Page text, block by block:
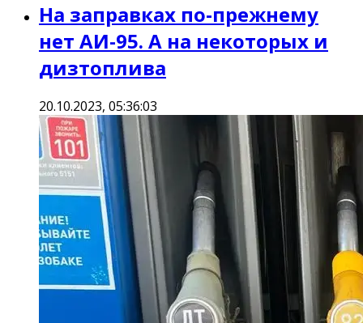
На заправках по-прежнему
нет АИ-95. А на некоторых и
дизтоплива
20.10.2023, 05:36:03